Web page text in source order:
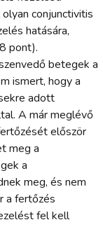
conjunctivitis
hatására,
pont).
betegek a
ismert, hogy a
adott
A már meglévő
először
meg a
a
meg, és nem
a fertőzés
fel kell